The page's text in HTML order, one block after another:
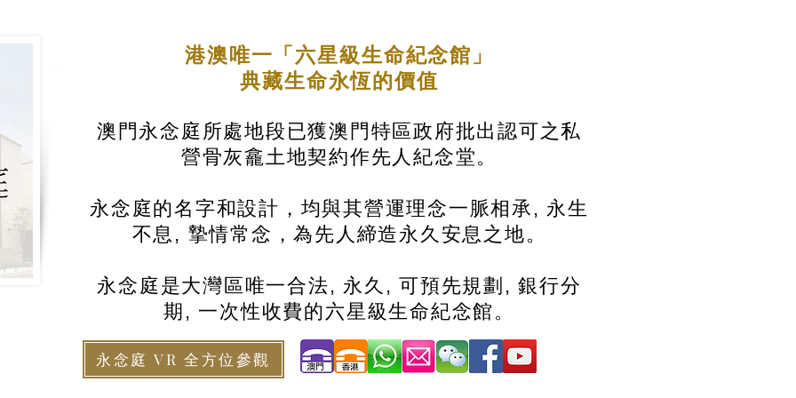
港澳唯一「六星級生命紀念館」
典藏生命永恆的價值
澳門永念庭所處地段已獲澳門特區政府批出認可之私
營骨灰龕土地契約作先人紀念堂。
永念庭的名字和設計，均與其營運理念一脈相承, 永生
不息, 摯情常念，為先人締造永久安息之地。
永念庭是大灣區唯一合法, 永久, 可預先規劃, 銀行分
期, 一次性收費的六星級生命紀念館。
永念庭 VR 全方位參觀